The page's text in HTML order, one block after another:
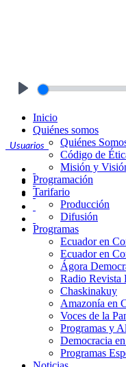
Usuarios
Inicio
Quiénes somos
Quiénes
Código de
Misión y
Programación
Tarifario
Producción
Difusión
Programas
Ecuador en
Ecuador en
Ágora
Radio Revista
Chaskinakuy
Amazonía en
Voces de la
Programas y
Democracia
Programas